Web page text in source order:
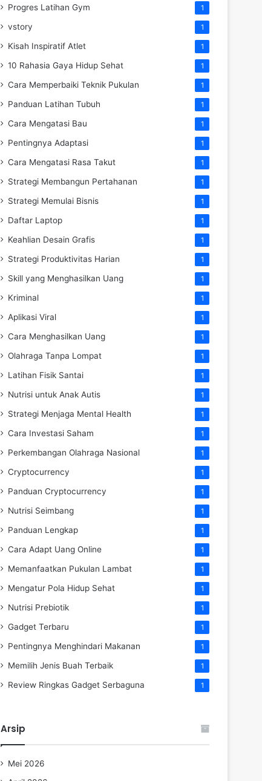
Progres Latihan Gym 1
vstory 1
Kisah Inspiratif Atlet 1
10 Rahasia Gaya Hidup Sehat 1
Cara Memperbaiki Teknik Pukulan 1
Panduan Latihan Tubuh 1
Cara Mengatasi Bau 1
Pentingnya Adaptasi 1
Cara Mengatasi Rasa Takut 1
Strategi Membangun Pertahanan 1
Strategi Memulai Bisnis 1
Daftar Laptop 1
Keahlian Desain Grafis 1
Strategi Produktivitas Harian 1
Skill yang Menghasilkan Uang 1
Kriminal 1
Aplikasi Viral 1
Cara Menghasilkan Uang 1
Olahraga Tanpa Lompat 1
Latihan Fisik Santai 1
Nutrisi untuk Anak Autis 1
Strategi Menjaga Mental Health 1
Cara Investasi Saham 1
Perkembangan Olahraga Nasional 1
Cryptocurrency 1
Panduan Cryptocurrency 1
Nutrisi Seimbang 1
Panduan Lengkap 1
Cara Adapt Uang Online 1
Memanfaatkan Pukulan Lambat 1
Mengatur Pola Hidup Sehat 1
Nutrisi Prebiotik 1
Gadget Terbaru 1
Pentingnya Menghindari Makanan 1
Memilih Jenis Buah Terbaik 1
Review Ringkas Gadget Serbaguna 1
Arsip
Mei 2026